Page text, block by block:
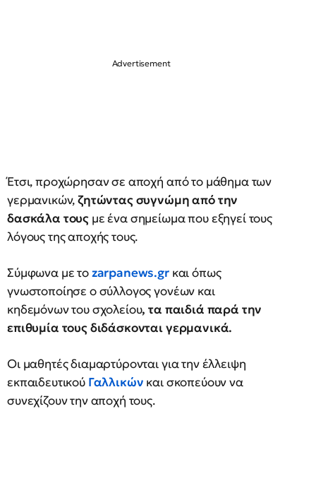
Έτσι, προχώρησαν σε αποχή από το μάθημα των
γερμανικών,ζητώντας συγνώμη από την
δασκάλα τους με ένα σημείωμα που εξηγεί τους
λόγους της αποχής τους.
Σύμφωνα με τοzarpanews.grκαι όπως
γνωστοποίησε ο σύλλογος γονέων και
κηδεμόνων του σχολείου, τα παιδιά παρά την
επιθυμία τους διδάσκονται γερμανικά.
Οι μαθητές διαμαρτύρονται για την έλλειψη
εκπαιδευτικού Γαλλικών και σκοπεύουν να
συνεχίζουν την αποχή τους.